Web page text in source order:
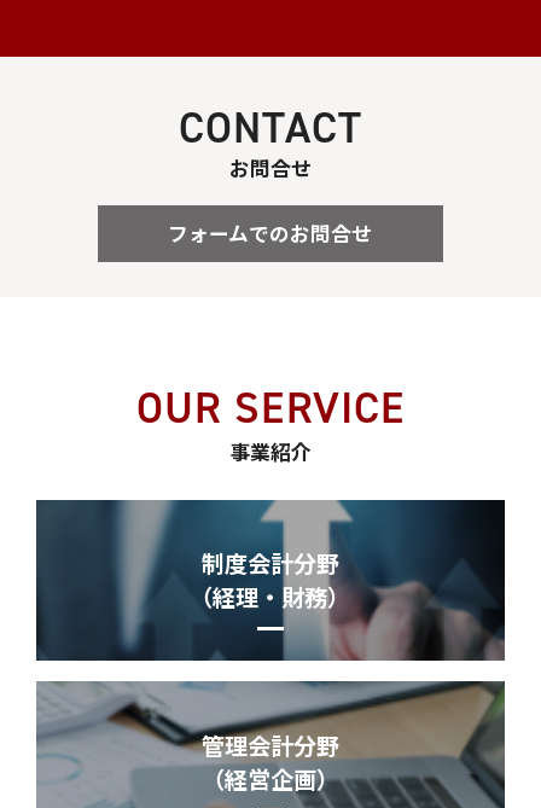
CONTACT
お問合せ
フォームでのお問合せ
OUR SERVICE
事業紹介
制度会計分野
（経理・財務）
管理会計分野
（経営企画）